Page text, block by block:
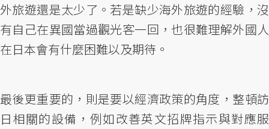
外旅遊還是太少了。若是缺少海外旅遊的經驗，沒
有自己在異國當過觀光客一回，也很難理解外國人
在日本會有什麼困難以及期待。
最後更重要的，則是要以經濟政策的角度，整頓訪
日相關的設備，例如改善英文招牌指示與對應服